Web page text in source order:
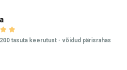
200 tasuta keerutust - võidud pärisrahas